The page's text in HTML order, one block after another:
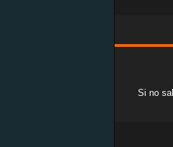
Si no